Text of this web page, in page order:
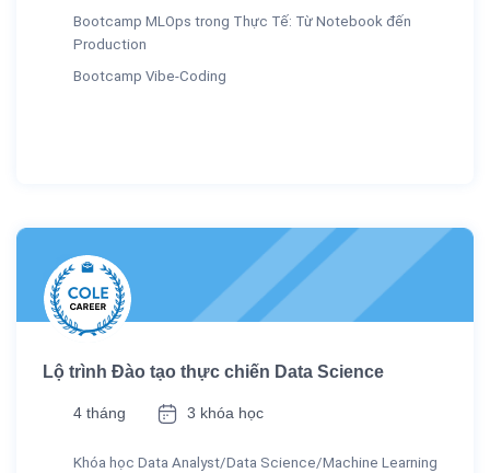
Bootcamp MLOps trong Thực Tế: Từ Notebook đến
Production
Bootcamp Vibe-Coding
Lộ trình Đào tạo thực chiến Data Science
4 tháng 3 khóa học
Khóa học Data Analyst/Data Science/Machine Learning